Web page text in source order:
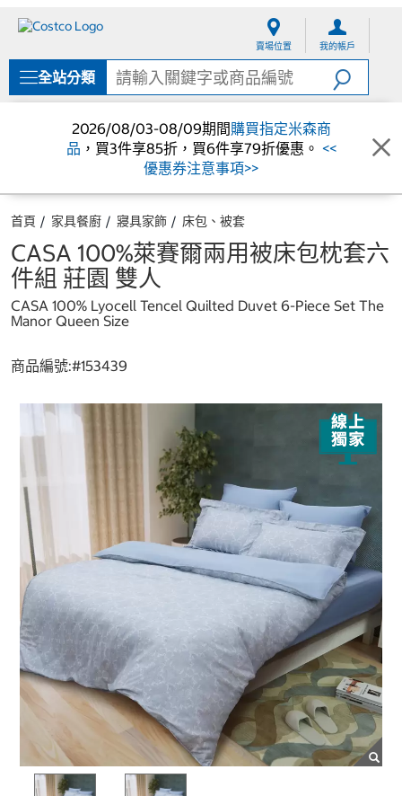
單
賣場位置 我的帳戶
全站分類
2026/08/03-08/09期間購買指定米森商
品 ，買3件享85折，買6件享79折優惠。 <<
優惠券注意事項>>
首頁 家具餐廚 寢具家飾 床包、被套
CASA 100%萊賽爾兩用被床包枕套六
件組 莊園 雙人
CASA 100% Lyocell Tencel Quilted Duvet 6-Piece Set The
Manor Queen Size
商品編號:#153439